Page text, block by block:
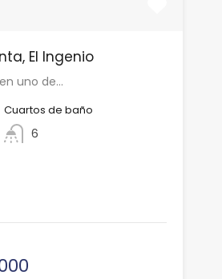
El Ingenio
uno de…
Cuartos de baño
6